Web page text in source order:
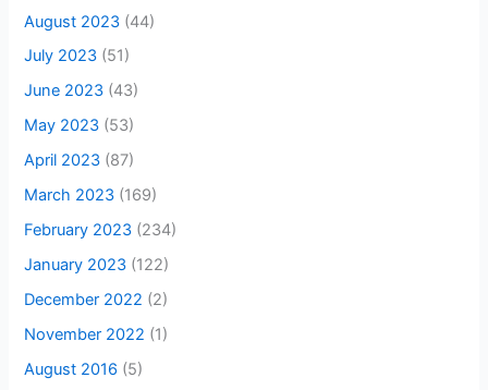
August 2023 (44)
July 2023 (51)
June 2023 (43)
May 2023 (53)
April 2023 (87)
March 2023 (169)
February 2023 (234)
January 2023 (122)
December 2022 (2)
November 2022 (1)
August 2016 (5)